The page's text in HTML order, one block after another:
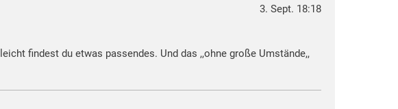
3. Sept. 18:18
findest du etwas passendes. Und das ,,ohne große Umstände,,